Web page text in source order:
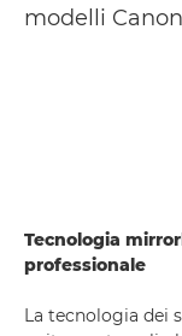
modelli Canon
Tecnologia
professionale
La tecnologia dei